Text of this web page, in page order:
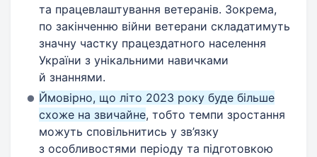
та працевлаштування ветеранів. Зокрема,
по закінченню війни ветерани складатимуть
значну частку працездатного населення
України з унікальними навичками
й знаннями.
Ймовірно, що літо 2023 року буде більше
схоже на звичайне, тобто темпи зростання
можуть сповільнитись у зв’язку
з особливостями періоду та підготовкою